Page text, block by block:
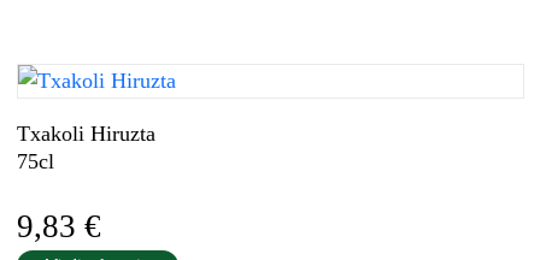
Txakoli Hiruzta
75cl
9,83 €